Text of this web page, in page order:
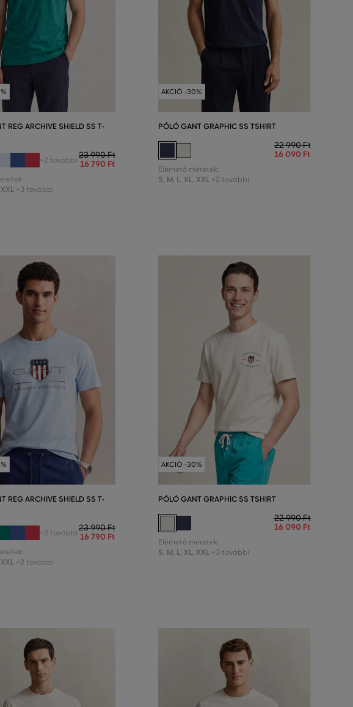
REG ARCHIVE SHIELD SS T-
+2 további 23 990 Ft
16 790 Ft
XXL +3 további
AKCIÓ -30%
PÓLÓ GANT GRAPHIC SS TSHIRT
22 990 Ft
16 090 Ft
Elérhető méretek:
S, M, L, XL, XXL +2 további
REG ARCHIVE SHIELD SS T-
+2 további 23 990 Ft
16 790 Ft
XXL +2 további
AKCIÓ -30%
PÓLÓ GANT GRAPHIC SS TSHIRT
22 990 Ft
16 090 Ft
Elérhető méretek:
S, M, L, XL, XXL +3 további